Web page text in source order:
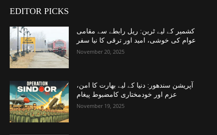
EDITOR PICKS
کشمیر کے لیے ٹرین: ریل رابطے سے مقامی
عوام کی خوشی، امید اور ترقی کا نیا سفر
November 20, 2025
آپریشن سندھور: دنیا کے لیے بھارت کا امن،
عزم اور خودمختاری کامضبوط پیغام
November 19, 2025